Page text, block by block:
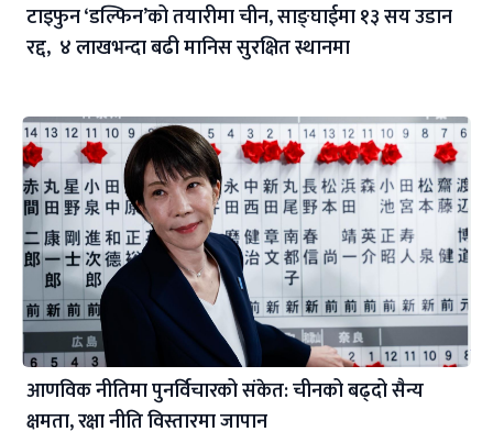
टाइफुन ‘डल्फिन’को तयारीमा चीन, साङ्घाईमा १३ सय उडान
रद्द, ४ लाखभन्दा बढी मानिस सुरक्षित स्थानमा
आणविक नीतिमा पुनर्विचारको संकेत: चीनको बढ्दो सैन्य
क्षमता, रक्षा नीति विस्तारमा जापान